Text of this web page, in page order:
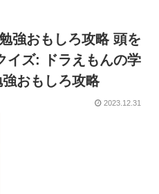
強おもしろ攻略 頭を
イズ: ドラえもんの学
おもしろ攻略
2023.12.31